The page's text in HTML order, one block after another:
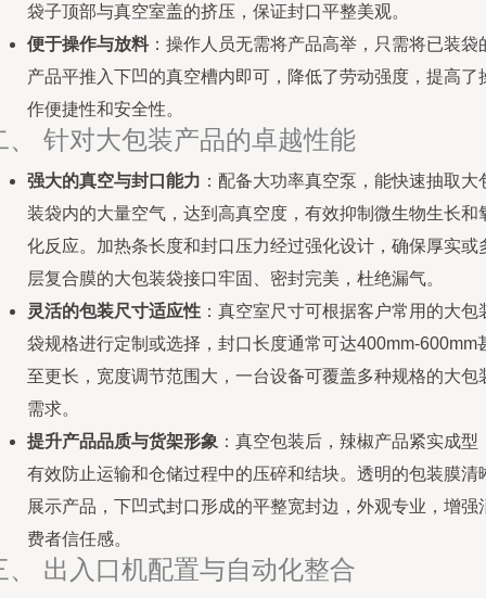
袋子顶部与真空室盖的挤压，保证封口平整美观。
便于操作与放料：操作人员无需将产品高举，只需将已装袋
产品平推入下凹的真空槽内即可，降低了劳动强度，提高了
作便捷性和安全性。
、 针对大包装产品的卓越性能
强大的真空与封口能力 ：配备大功率真空泵，能快速抽取大
装袋内的大量空气，达到高真空度，有效抑制微生物生长和
化反应。加热条长度和封口压力经过强化设计，确保厚实或
层复合膜的大包装袋接口牢固、密封完美，杜绝漏气。
灵活的包装尺寸适应性 ：真空室尺寸可根据客户常用的大包
袋规格进行定制或选择，封口长度通常可达400mm-600mm
至更长，宽度调节范围大，一台设备可覆盖多种规格的大包
需求。
提升产品品质与货架形象 ：真空包装后，辣椒产品紧实成型
有效防止运输和仓储过程中的压碎和结块。透明的包装膜清
展示产品，下凹式封口形成的平整宽封边，外观专业，增强
费者信任感。
、 出入口机配置与自动化整合